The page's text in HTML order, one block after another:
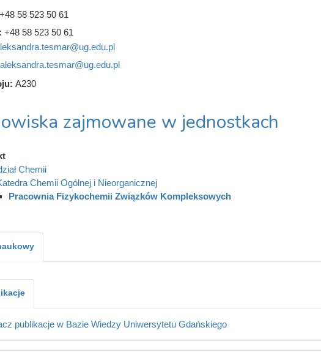
+48 58 523 50 61
+48 58 523 50 61
aleksandra.tesmar@ug.edu.pl
A230
zajmowane w jednostkach
Chemii
Chemii Ogólnej i Nieorganicznej
Pracownia Fizykochemii Związków Kompleksowych
publikacje w Bazie Wiedzy Uniwersytetu Gdańskiego